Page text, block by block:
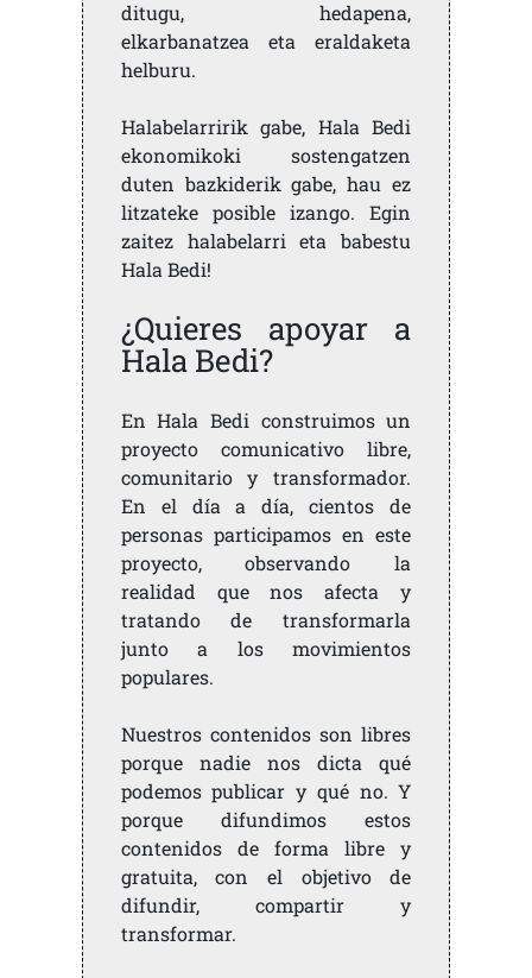
ditugu, hedapena,
elkarbanatzea eta eraldaketa
helburu.
Halabelarririk gabe, Hala Bedi
ekonomikoki sostengatzen
duten bazkiderik gabe, hau ez
litzateke posible izango. Egin
zaitez halabelarri eta babestu
Hala Bedi!
¿Quieres apoyar a
Hala Bedi?
En Hala Bedi construimos un
proyecto comunicativo libre,
comunitario y transformador.
En el día a día, cientos de
personas participamos en este
proyecto, observando la
realidad que nos afecta y
tratando de transformarla
junto a los movimientos
populares.
Nuestros contenidos son libres
porque nadie nos dicta qué
podemos publicar y qué no. Y
porque difundimos estos
contenidos de forma libre y
gratuita, con el objetivo de
difundir, compartir y
transformar.